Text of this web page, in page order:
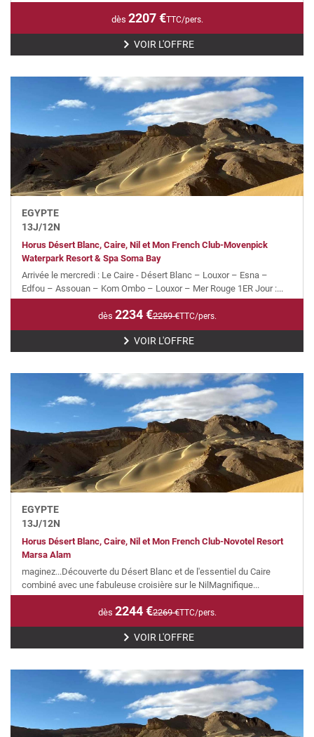
dès 2207€TTC/pers.
VOIR L'OFFRE
EGYPTE
13J/12N
Horus Désert Blanc, Caire, Nil et Mon French Club-Movenpick
Waterpark Resort & Spa Soma Bay
Arrivée le mercredi : Le Caire - Désert Blanc – Louxor – Esna –
Edfou – Assouan – Kom Ombo – Louxor – Mer Rouge 1ER Jour :...
dès 2234€2259€TTC/pers.
VOIR L'OFFRE
EGYPTE
13J/12N
Horus Désert Blanc, Caire, Nil et Mon French Club-Novotel Resort
Marsa Alam
maginez...Découverte du Désert Blanc et de l'essentiel du Caire
combiné avec une fabuleuse croisière sur le NilMagnifique...
dès 2244€2269€TTC/pers.
VOIR L'OFFRE